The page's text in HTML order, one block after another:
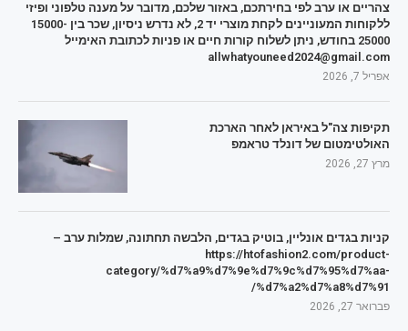
צהריים או ערב לפי בחירתכם, באזור שלכם, מדובר על מענה טלפוני ופיזי
ללקוחות המעוניינים לקחת מוצרי יד 2, לא נדרש ניסיון, שכר בין 15000-
25000 בחודש, ניתן לשלוח קורות חיים או פניות לכתובת האימייל
allwhatyouneed2024@gmail.com
אפריל 7, 2026
תקיפות צה"ל באיראן לאחר הארכת
האולטימטום של דונלד טראמפ
מרץ 27, 2026
קניות בגדים אונליין, בוטיק בגדים, הלבשה תחתונה, שמלות ערב –
https://htofashion2.com/product-
category/%d7%a9%d7%9e%d7%9c%d7%95%d7%aa-
%d7%a2%d7%a8%d7%91/
פברואר 27, 2026